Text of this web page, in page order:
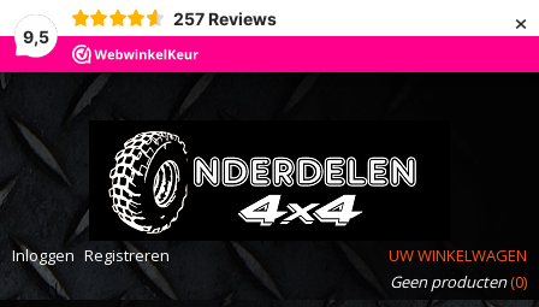
9,5
257 Reviews ×
Inloggen Registreren
UW WINKELWAGEN
Geen producten(0)